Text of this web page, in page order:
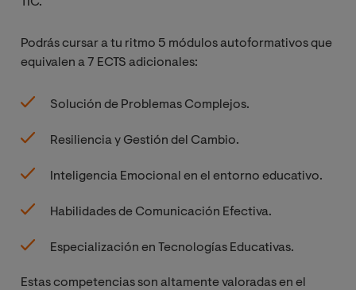
Podrás cursar a tu ritmo 5 módulos autoformativos que
equivalen a 7 ECTS adicionales:
Solución de Problemas Complejos.
Resiliencia y Gestión del Cambio.
Inteligencia Emocional en el entorno educativo.
Habilidades de Comunicación Efectiva.
Especialización en Tecnologías Educativas.
Estas competencias son altamente valoradas en el